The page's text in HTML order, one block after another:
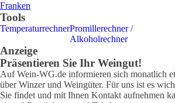
Franken
Tools
TemperaturrechnerPromillerechner /
Alkoholrechner
Anzeige
Präsentieren Sie Ihr Weingut!
Auf Wein-WG.de informieren sich monatlich
über Winzer und Weingüter. Für uns ist es
Sie findet und mit Ihnen Kontakt aufnehmen